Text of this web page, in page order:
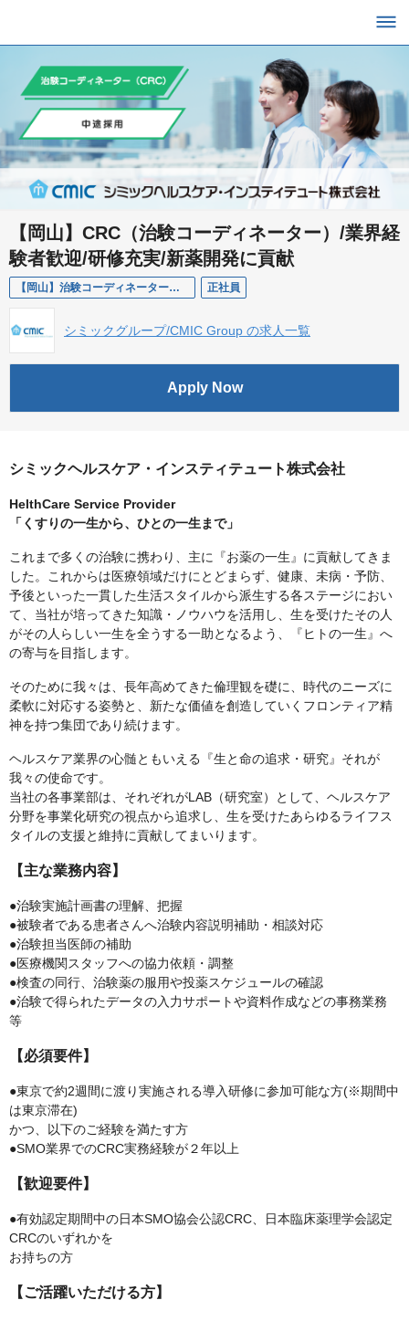
【岡山】CRC（治験コーディネーター）/業界経
験者歓迎/研修充実/新薬開発に貢献
【岡山】治験コーディネーター（CRC）/経験者/CHI 正社員
シミックグループ/CMIC Group の求人一覧
Apply Now
シミックヘルスケア・インスティテュート株式会社
HelthCare Service Provider
「くすりの一生から、ひとの一生まで」
これまで多くの治験に携わり、主に『お薬の一生』に貢献してきま
した。これからは医療領域だけにとどまらず、健康、未病・予防、
予後といった一貫した生活スタイルから派生する各ステージにおい
て、当社が培ってきた知識・ノウハウを活用し、生を受けたその人
がその人らしい一生を全うする一助となるよう、『ヒトの一生』へ
の寄与を目指します。
そのために我々は、長年高めてきた倫理観を礎に、時代のニーズに
柔軟に対応する姿勢と、新たな価値を創造していくフロンティア精
神を持つ集団であり続けます。
ヘルスケア業界の心髄ともいえる『生と命の追求・研究』それが
我々の使命です。
当社の各事業部は、それぞれがLAB（研究室）として、ヘルスケア
分野を事業化研究の視点から追求し、生を受けたあらゆるライフス
タイルの支援と維持に貢献してまいります。
【主な業務内容】
●治験実施計画書の理解、把握
●被験者である患者さんへ治験内容説明補助・相談対応
●治験担当医師の補助
●医療機関スタッフへの協力依頼・調整
●検査の同行、治験薬の服用や投薬スケジュールの確認
●治験で得られたデータの入力サポートや資料作成などの事務業務
等
【必須要件】
●東京で約2週間に渡り実施される導入研修に参加可能な方(※期間中
は東京滞在)
かつ、以下のご経験を満たす方
●SMO業界でのCRC実務経験が２年以上
【歓迎要件】
●有効認定期間中の日本SMO協会公認CRC、日本臨床薬理学会認定
CRCのいずれかを
お持ちの方
【ご活躍いただける方】